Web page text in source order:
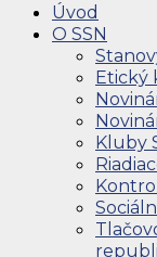
Úvod
O SSN
Etický
Kluby